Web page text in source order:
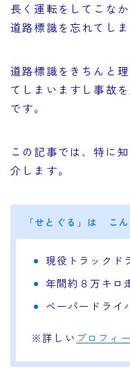
長く運転をしてこな
道路標識を忘れてし
道路標識をきちんと
てしまいますし事故
です。
この記事では、特に
介します。
「せとぐる」は こ
現役トラックド
年間約８万キロ
ペーパードライ
※詳しい プロフィ